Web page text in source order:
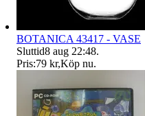
BOTANICA 43417 - VASE
Sluttid8 aug 22:48.
Pris:79 kr,Köp nu.